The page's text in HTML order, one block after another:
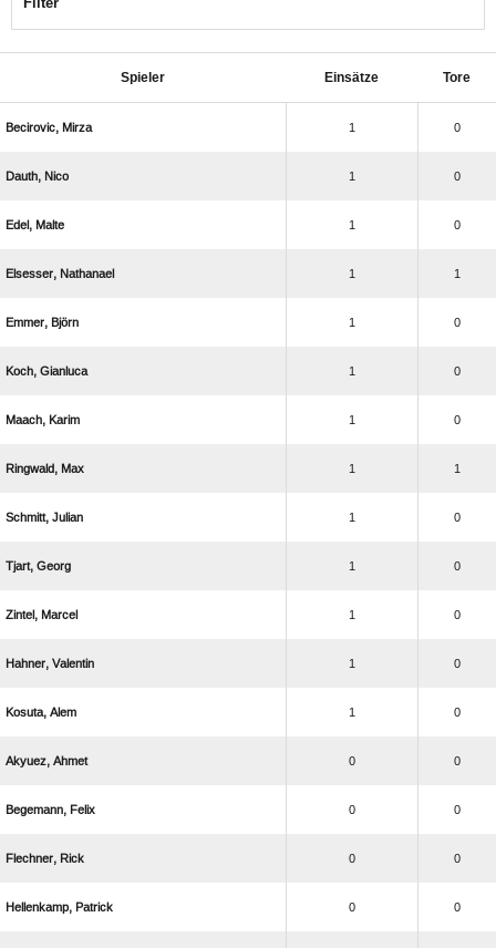
Spieler Einsätze Tore
  1 0
  1 0
  1 0
  1 1
  1 0
  1 0
  1 0
  1 1
  1 0
  1 0
  1 0
  1 0
  1 0
  0 0
  0 0
  0 0
  0 0